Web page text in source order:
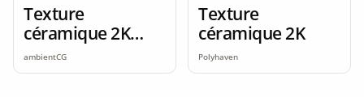
Texture
céramique 2K
seamless
ambientCG
Texture
céramique 2K
Polyhaven